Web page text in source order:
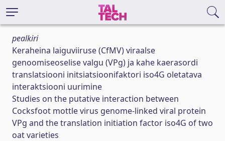
pealkiri
Keraheina laiguviiruse (CfMV) viraalse
genoomiseoselise valgu (VPg) ja kahe kaerasordi
translatsiooni initsiatsioonifaktori iso4G oletatava
interaktsiooni uurimine
Studies on the putative interaction between
Cocksfoot mottle virus genome-linked viral protein
VPg and the translation initiation factor iso4G of two
oat varieties